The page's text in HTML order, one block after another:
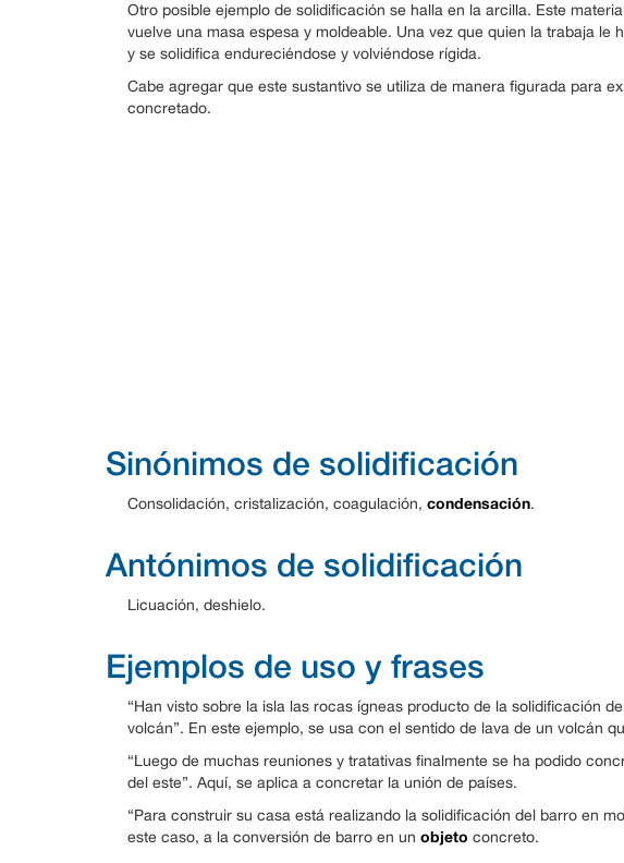
Otro posible ejemplo de solidificación se halla en la arcilla. Este
vuelve una masa espesa y moldeable. Una vez que quien la trabaja le
y se solidifica endureciéndose y volviéndose rígida.
Cabe agregar que este sustantivo se utiliza de manera figurada para
concretado.
Sinónimos de solidificación
Consolidación, cristalización, coagulación, condensación.
Antónimos de solidificación
Licuación, deshielo.
Ejemplos de uso y frases
“Han visto sobre la isla las rocas ígneas producto de la solidificación
volcán”. En este ejemplo, se usa con el sentido de lava de un volcán
“Luego de muchas reuniones y tratativas finalmente se ha podido
del este”. Aquí, se aplica a concretar la unión de países.
“Para construir su casa está realizando la solidificación del barro en
este caso, a la conversión de barro en un objeto concreto.